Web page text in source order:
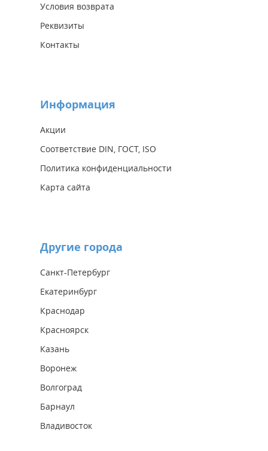
Условия возврата
Реквизиты
Контакты
Информация
Акции
Соответствие DIN, ГОСТ, ISO
Политика конфиденциальности
Карта сайта
Другие города
Санкт-Петербург
Екатеринбург
Краснодар
Красноярск
Казань
Воронеж
Волгоград
Барнаул
Владивосток